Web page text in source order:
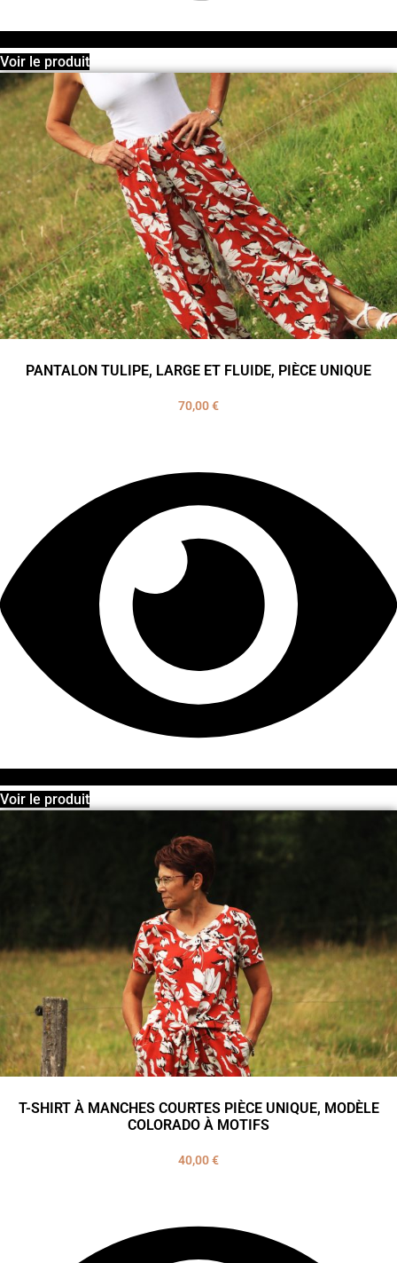
Voir le produit
PANTALON TULIPE, LARGE ET FLUIDE, PIÈCE UNIQUE
70,00€
Voir le produit
T-SHIRT À MANCHES COURTES PIÈCE UNIQUE, MODÈLE
COLORADO À MOTIFS
40,00€